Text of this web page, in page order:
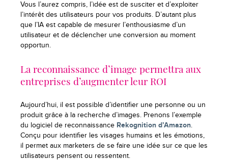
Vous l’aurez compris, l’idée est de susciter et d’exploiter
l’intérêt des utilisateurs pour vos produits. D’autant plus
que l’IA est capable de mesurer l’enthousiasme d’un
utilisateur et de déclencher une conversion au moment
opportun.
La reconnaissance d’image permettra aux
entreprises d’augmenter leur ROI
Aujourd’hui, il est possible d’identifier une personne ou un
produit grâce à la recherche d’images. Prenons l’exemple
du logiciel de reconnaissance Rekognition d’Amazon.
Conçu pour identifier les visages humains et les émotions,
il permet aux marketers de se faire une idée sur ce que les
utilisateurs pensent ou ressentent.